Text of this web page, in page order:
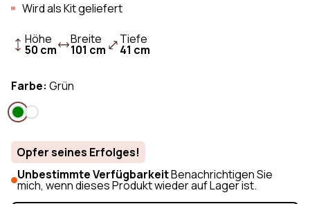
Wird als Kit geliefert
Höhe
50 cm
Breite
101 cm
Tiefe
41 cm
Farbe: Grün
Opfer seines Erfolges!
Unbestimmte VerfügbarkeitBenachrichtigen Sie
mich, wenn dieses Produkt wieder auf Lager ist.